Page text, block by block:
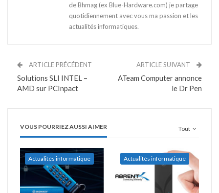
de Bhmag (ex Blue-Hardware.com) je partage
quotidiennement avec vous ma passion et les
actualités informatiques.
ARTICLE PRÉCÉDENT
Solutions SLI INTEL –
AMD sur PCInpact
ARTICLE SUIVANT
ATeam Computer annonce
le Dr Pen
Tout
VOUS POURRIEZ AUSSI AIMER
Actualités informatique Actualités informatique